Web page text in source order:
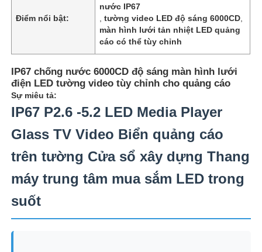
Điểm nổi bật:
nước IP67
,tường video LED độ sáng 6000CD
màn hình lưới tản nhiệt LED quảng
cáo có thể tùy chỉnh
IP67 chống nước 6000CD độ sáng màn hình lưới
điện LED tường video tùy chỉnh cho quảng cáo
Sự miêu tả:
IP67 P2.6 -5.2 LED Media Player
Glass TV Video Biển quảng cáo
trên tường Cửa sổ xây dựng Thang
máy trung tâm mua sắm LED trong
suốt